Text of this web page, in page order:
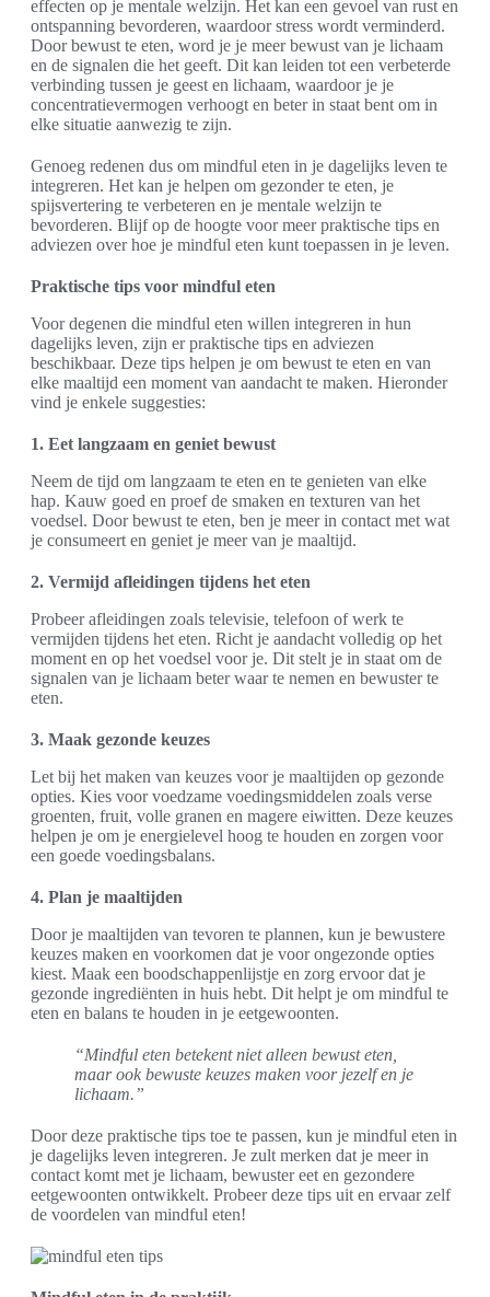
effecten op je mentale welzijn. Het kan een gevoel van rust en
ontspanning bevorderen, waardoor stress wordt verminderd.
Door bewust te eten, word je je meer bewust van je lichaam
en de signalen die het geeft. Dit kan leiden tot een verbeterde
verbinding tussen je geest en lichaam, waardoor je je
concentratievermogen verhoogt en beter in staat bent om in
elke situatie aanwezig te zijn.
Genoeg redenen dus om mindful eten in je dagelijks leven te
integreren. Het kan je helpen om gezonder te eten, je
spijsvertering te verbeteren en je mentale welzijn te
bevorderen. Blijf op de hoogte voor meer praktische tips en
adviezen over hoe je mindful eten kunt toepassen in je leven.
Praktische tips voor mindful eten
Voor degenen die mindful eten willen integreren in hun
dagelijks leven, zijn er praktische tips en adviezen
beschikbaar. Deze tips helpen je om bewust te eten en van
elke maaltijd een moment van aandacht te maken. Hieronder
vind je enkele suggesties:
1. Eet langzaam en geniet bewust
Neem de tijd om langzaam te eten en te genieten van elke
hap. Kauw goed en proef de smaken en texturen van het
voedsel. Door bewust te eten, ben je meer in contact met wat
je consumeert en geniet je meer van je maaltijd.
2. Vermijd afleidingen tijdens het eten
Probeer afleidingen zoals televisie, telefoon of werk te
vermijden tijdens het eten. Richt je aandacht volledig op het
moment en op het voedsel voor je. Dit stelt je in staat om de
signalen van je lichaam beter waar te nemen en bewuster te
eten.
3. Maak gezonde keuzes
Let bij het maken van keuzes voor je maaltijden op gezonde
opties. Kies voor voedzame voedingsmiddelen zoals verse
groenten, fruit, volle granen en magere eiwitten. Deze keuzes
helpen je om je energielevel hoog te houden en zorgen voor
een goede voedingsbalans.
4. Plan je maaltijden
Door je maaltijden van tevoren te plannen, kun je bewustere
keuzes maken en voorkomen dat je voor ongezonde opties
kiest. Maak een boodschappenlijstje en zorg ervoor dat je
gezonde ingrediënten in huis hebt. Dit helpt je om mindful te
eten en balans te houden in je eetgewoonten.
“Mindful eten betekent niet alleen bewust eten,
maar ook bewuste keuzes maken voor jezelf en je
lichaam.”
Door deze praktische tips toe te passen, kun je mindful eten in
je dagelijks leven integreren. Je zult merken dat je meer in
contact komt met je lichaam, bewuster eet en gezondere
eetgewoonten ontwikkelt. Probeer deze tips uit en ervaar zelf
de voordelen van mindful eten!